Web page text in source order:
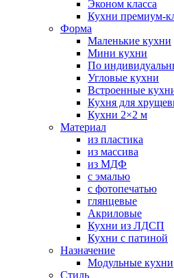
Эконом класса
Кухни премиум-
Форма
Маленькие кухни
Мини кухни
По
Угловые кухни
Встроенные
Кухня для
Кухни 2×2 м
Материал
из пластика
из массива
из МДФ
с эмалью
с фотопечатью
глянцевые
Акриловые
Кухни из ЛДСП
Кухни с патиной
Назначение
Модульные кухни
Стиль